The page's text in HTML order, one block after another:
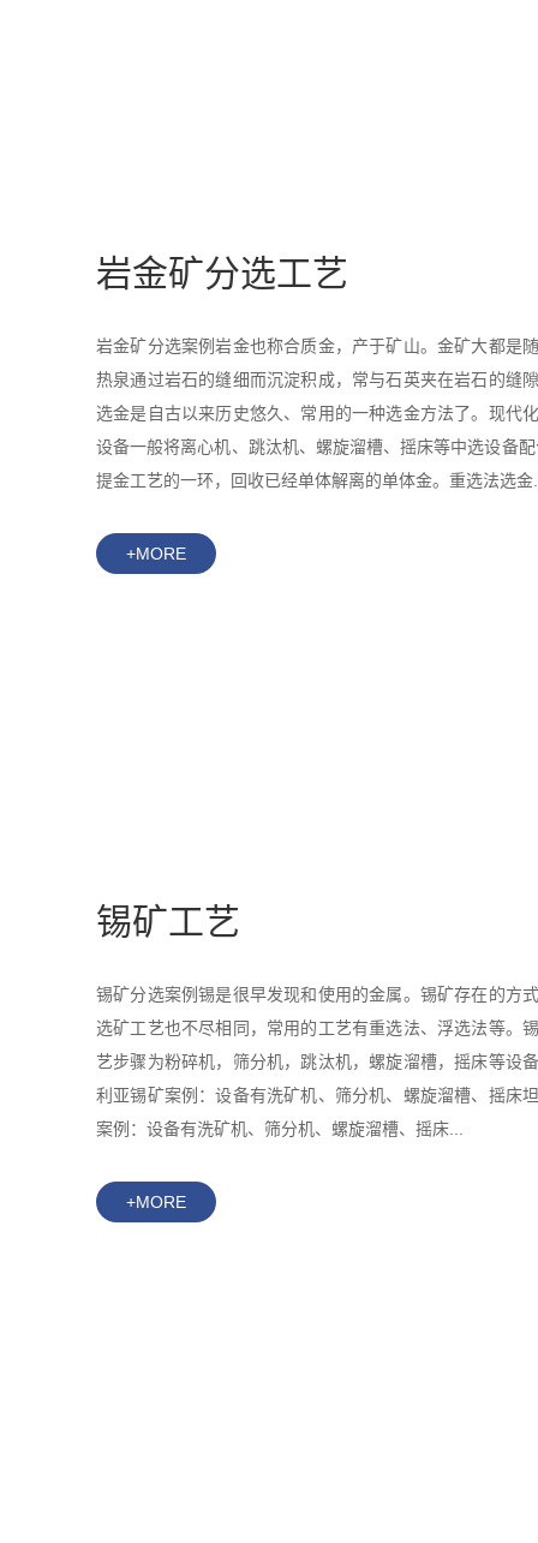
岩金矿分选工艺
岩金矿分选案例岩金也称合质金，产于矿山。金矿大都是
热泉通过岩石的缝细而沉淀积成，常与石英夹在岩石的缝
选金是自古以来历史悠久、常用的一种选金方法了。现代
设备一般将离心机、跳汰机、螺旋溜槽、摇床等中选设备
提金工艺的一环，回收已经单体解离的单体金。重选法选金
+MORE
锡矿工艺
锡矿分选案例锡是很早发现和使用的金属。锡矿存在的方
选矿工艺也不尽相同，常用的工艺有重选法、浮选法等。
艺步骤为粉碎机，筛分机，跳汰机，螺旋溜槽，摇床等设
利亚锡矿案例：设备有洗矿机、筛分机、螺旋溜槽、摇床
案例：设备有洗矿机、筛分机、螺旋溜槽、摇床...
+MORE